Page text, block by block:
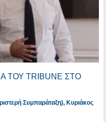
ΤΟΥ TRIBUNE ΣΤΟ
Συμπαράταξη), Κυριάκος